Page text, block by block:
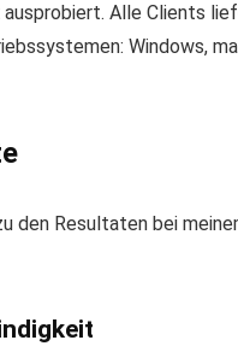
ausprobiert. Alle Clients
Windows,
den Resultaten bei